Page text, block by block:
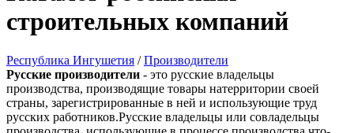
строительных компаний
Республика Ингушетия /Производители
Русские производители - это русские владельцы
производства, производящие товары натерритории своей
страны, зарегистрированные в ней и использующие труд
русских работников.Русские владельцы или совладельцы